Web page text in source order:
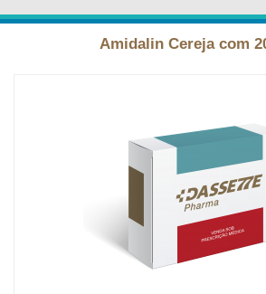
Amidalin Cereja com